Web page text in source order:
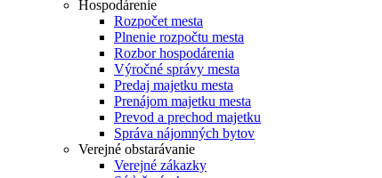
Hospodárenie
Rozpočet mesta
Plnenie rozpočtu mesta
Rozbor hospodárenia
Výročné správy mesta
Predaj majetku mesta
Prenájom majetku mesta
Prevod a prechod majetku
Správa nájomných bytov
Verejné obstarávanie
Verejné zákazky